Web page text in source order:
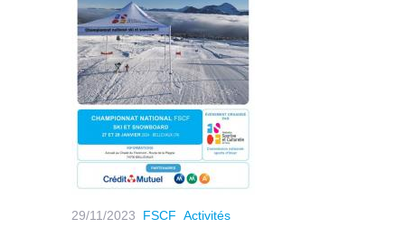
29/11/2023 FSCF Activités